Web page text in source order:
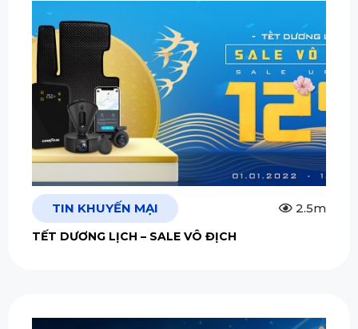
TIN KHUYẾN MẠI 2.5m
TẾT DƯƠNG LỊCH – SALE VÔ ĐỊCH